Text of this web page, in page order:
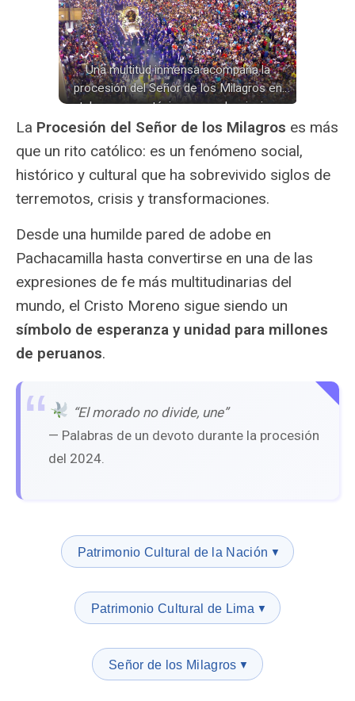
Una multitud inmensa acompaña la
procesión del Señor de los Milagros en
octubre; se ven túnicas moradas, incienso
y una andas dorada en medio de la
multitud.
La Procesión del Señor de los Milagros es más
que un rito católico: es un fenómeno social,
histórico y cultural que ha sobrevivido siglos de
terremotos, crisis y transformaciones.
Desde una humilde pared de adobe en
Pachacamilla hasta convertirse en una de las
expresiones de fe más multitudinarias del
mundo, el Cristo Moreno sigue siendo un
símbolo de esperanza y unidad para millones
de peruanos.
“El morado no divide, une”
— Palabras de un devoto durante la procesión
del 2024.
Patrimonio Cultural de la Nación ▼
Patrimonio Cultural de Lima ▼
Señor de los Milagros ▼